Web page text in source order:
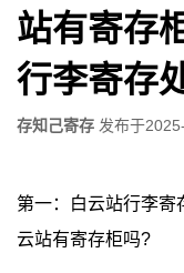
站有寄存
行李寄存
存知己寄存 发布于
第一：白云站行李寄
云站有寄存柜吗?